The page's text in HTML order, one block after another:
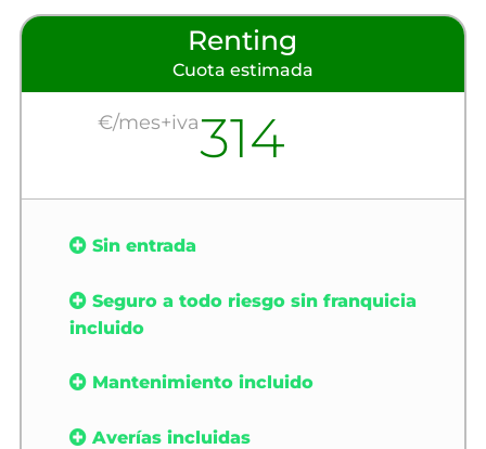
Renting
Cuota estimada
€/mes+iva314
Sin entrada
Seguro a todo riesgo sin franquicia
incluido
Mantenimiento incluido
Averías incluidas